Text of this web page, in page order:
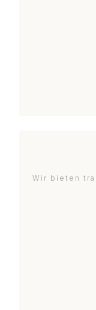
Wir bieten